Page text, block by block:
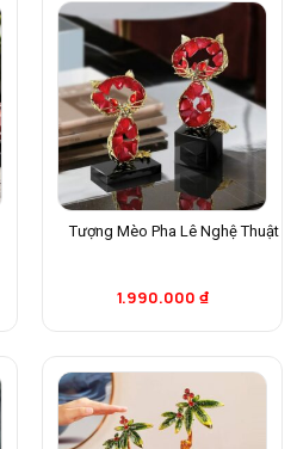
Tượng Mèo Pha Lê Nghệ Thuật
1.990.000 ₫